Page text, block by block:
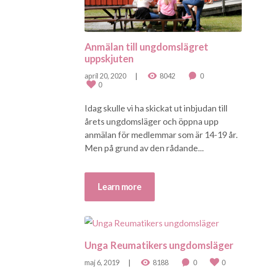
Anmälan till ungdomslägret
uppskjuten
april 20, 2020 8042
0
0
Idag skulle vi ha skickat ut inbjudan till
årets ungdomsläger och öppna upp
anmälan för medlemmar som är 14-19 år.
Men på grund av den rådande...
Learn more
Unga Reumatikers ungdomsläger
maj 6, 2019 8188 0 0